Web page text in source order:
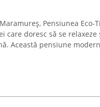
Pensiunea Eco-
doresc să se relaxeze
Această pensiune